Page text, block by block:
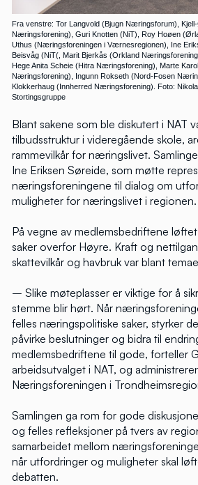
Fra venstre: Tor Langvold (Bjugn Næringsforum),
Næringsforening), Guri Knotten (NiT), Roy Hoøen
Uthus (Næringsforeningen i Værnesregionen), Ine
Beisvåg (NiT(, Marit Bjerkås (Orkland
Hege Anita Scheie (Hitra Næringsforening), Marte
Næringsforening), Ingunn Rokseth (Nord-Fosen
Klokkerhaug (Innherred Næringsforening). Foto:
Stortingsgruppe
Blant sakene som ble diskutert i NAT
tilbudsstruktur i videregående skole,
rammevilkår for næringslivet.
Ine Eriksen Søreide, som møtte
næringsforeningene til dialog om
muligheter for næringslivet i regionen.
På vegne av medlemsbedriftene
saker overfor Høyre. Kraft og
skattevilkår og havbruk var blant
– Slike møteplasser er viktige for å
stemme blir hørt. Når
felles næringspolitiske saker, styrker
påvirke beslutninger og bidra til
medlemsbedriftene til gode, forteller
arbeidsutvalget i NAT, og
Næringsforeningen i
Samlingen ga rom for gode
og felles refleksjoner på tvers av
samarbeidet mellom
når utfordringer og muligheter skal
debatten.